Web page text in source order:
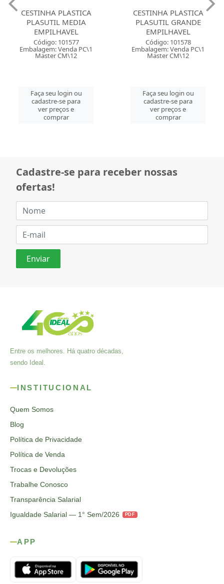
CESTINHA PLASTICA
PLASUTIL MEDIA
EMPILHAVEL
Código: 101577
Embalagem: Venda PC\1
Master CM\12
Faça seu login ou
cadastre-se para
ver preços e
comprar
CESTINHA PLASTICA
PLASUTIL GRANDE
EMPILHAVEL
Código: 101578
Embalagem: Venda PC\1
Master CM\12
Faça seu login ou
cadastre-se para
ver preços e
comprar
Cadastre-se para receber nossas
ofertas!
Entre os melhores. Há quatro décadas,
sendo Ideal.
INSTITUCIONAL
Quem Somos
Blog
Política de Privacidade
Política de Venda
Trocas e Devoluções
Trabalhe Conosco
Transparência Salarial
Igualdade Salarial — 1° Sem/2026
PDF
APP